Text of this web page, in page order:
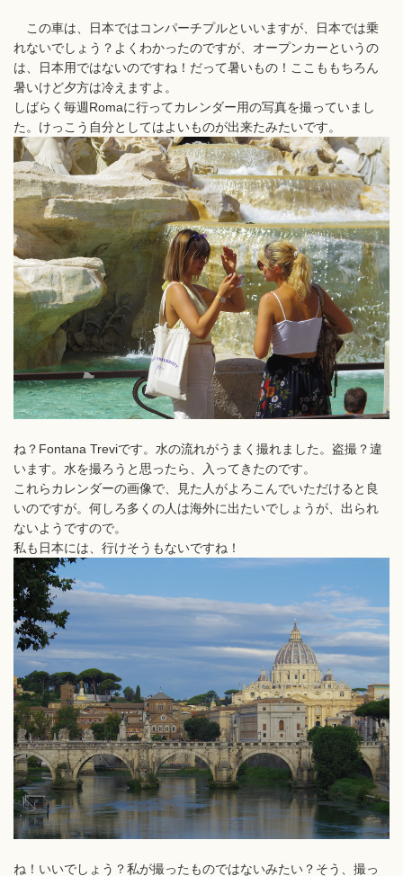
この車は、日本ではコンパーチプルといいますが、日本では乗
れないでしょう？よくわかったのですが、オープンカーというの
は、日本用ではないのですね！だって暑いもの！ここももちろん
暑いけど夕方は冷えますよ。
しばらく毎週Romaに行ってカレンダー用の写真を撮っていまし
た。けっこう自分としてはよいものが出来たみたいです。
ね？Fontana Treviです。水の流れがうまく撮れました。盗撮？違
います。水を撮ろうと思ったら、入ってきたのです。
これらカレンダーの画像で、見た人がよろこんでいただけると良
いのですが。何しろ多くの人は海外に出たいでしょうが、出られ
ないようですので。
私も日本には、行けそうもないですね！
ね！いいでしょう？私が撮ったものではないみたい？そう、撮っ